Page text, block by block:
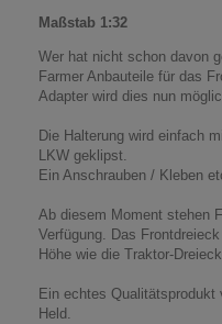
Maßstab 1:32
Wer hat nicht schon davon
Farmer Anbauteile für das
Adapter wird dies nun
Die Halterung wird einfach
LKW geklipst.
Ein Anschrauben / Kleben
Ab diesem Moment stehen
Verfügung. Das
Höhe wie die Traktor-
Ein echtes
Held.